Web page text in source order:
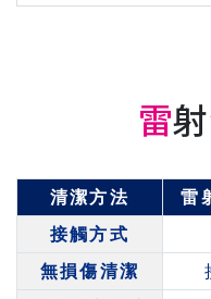
雷
清潔方法 雷
接觸方式
無損傷清潔